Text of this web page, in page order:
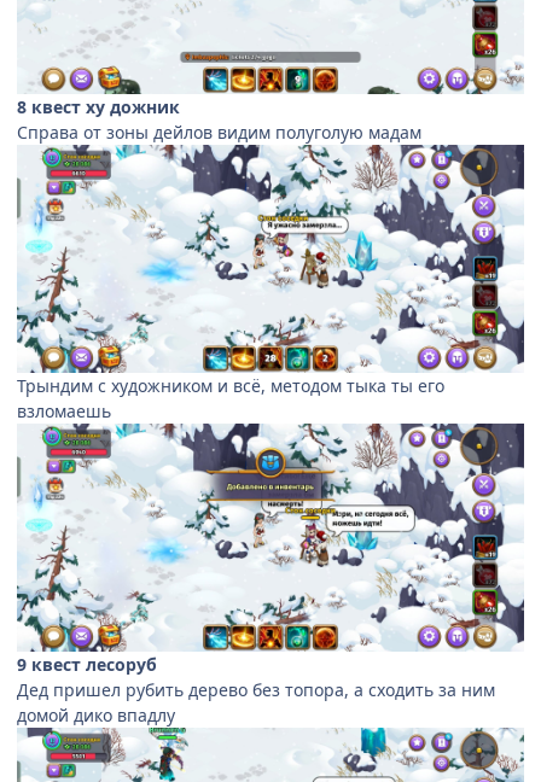
8 квест ху дожник
Справа от зоны дейлов видим полуголую мадам
Трындим с художником и всё, методом тыка ты его
взломаешь
9 квест лесоруб
Дед пришел рубить дерево без топора, а сходить за ним
домой дико впадлу